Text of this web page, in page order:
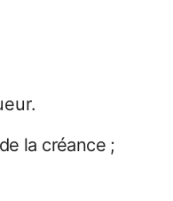
la créance ;